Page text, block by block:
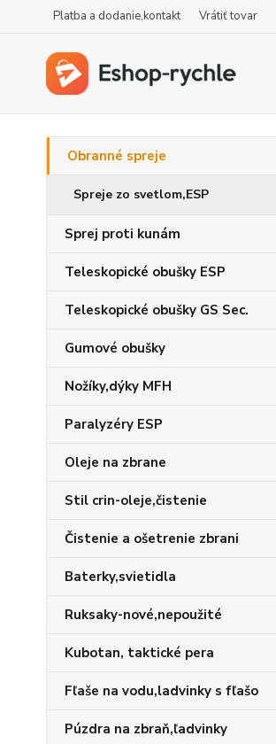
Platba a dodanie,kontakt Vrátiť tovar
Obranné spreje
Spreje zo svetlom,ESP
Sprej proti kunám
Teleskopické obušky ESP
Teleskopické obušky GS Sec.
Gumové obušky
Nožíky,dýky MFH
Paralyzéry ESP
Oleje na zbrane
Stil crin-oleje,čistenie
Čistenie a ošetrenie zbrani
Baterky,svietidla
Ruksaky-nové,nepoužité
Kubotan, taktické pera
Fľaše na vodu,ladvinky s fľašo
Púzdra na zbraň,ľadvinky